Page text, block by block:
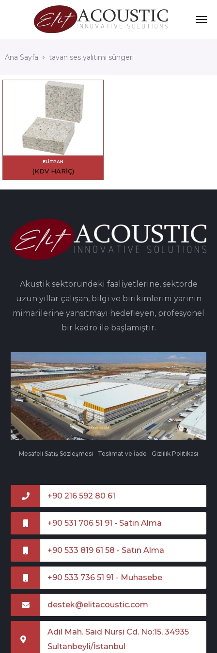
Ana Sayfa tavan ses yalıtımı süngeri
ELITPAN
(KDV HARIÇ)
Akustik sektöründeki faaliyetlerine, sektörde
uzun yıllar çalışan, bilgi ve birikimlerini yarının
mimarilerine yansıtmayı hedefleyen, profesyonel
bir kadro ile başlamıştır.
Mesafeli Satış Sözleşmesi Teslimat ve İade Gizlilik Politikası
+90 216 592 80 61
+90 531 706 51 91 - Satın Alma
+90 533 819 61 58 - Satın Alma
+90 533 736 51 91 - Muhasebe
destek@elitacoustic.com
Adil Mah. Said Nursi Cd. No:15, 34935
Sultanbeyli/İstanbul